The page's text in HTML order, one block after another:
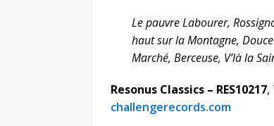
Le pauvre Labourer,
haut sur la Montagne,
Marché, Berceuse, V’là la
Resonus Classics – RES10217,
challengerecords.com